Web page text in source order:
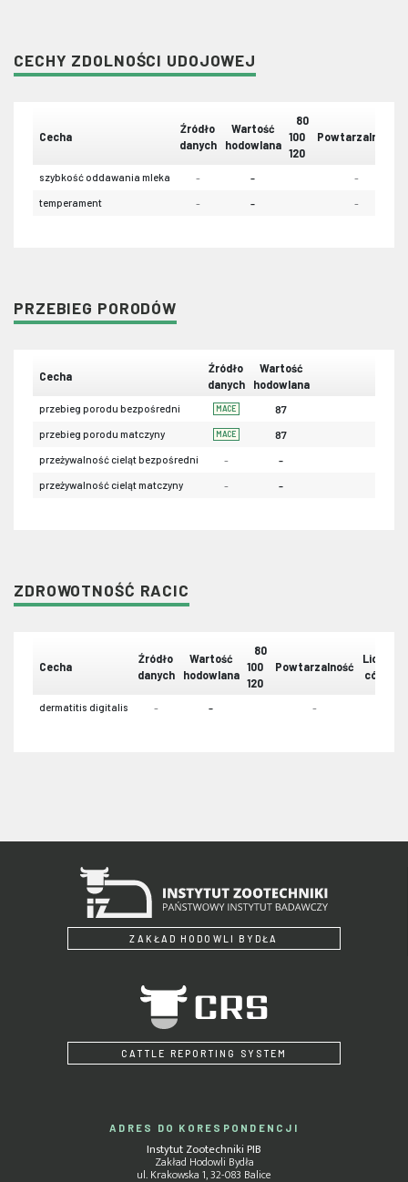
CECHY ZDOLNOŚCI UDOJOWEJ
Cecha
Źródło
danych
Wartość
hodowlana
80
100
120
Powtarzalność
szybkość oddawania mleka - - -
temperament - - -
PRZEBIEG PORODÓW
Cecha
Źródło
danych
Wartość
hodowlana
przebieg porodu bezpośredni MACE 87
przebieg porodu matczyny MACE 87
przeżywalność cieląt bezpośredni - -
przeżywalność cieląt matczyny - -
ZDROWOTNOŚĆ RACIC
Cecha
Źródło
danych
Wartość
hodowlana
80
100
120
Powtarzalność
Liczba
córek
dermatitis digitalis - - -
ZAKŁAD HODOWLI BYDŁA
CATTLE REPORTING SYSTEM
ADRES DO KORESPONDENCJI
Instytut Zootechniki PIB
Zakład Hodowli Bydła
ul. Krakowska 1, 32-083 Balice